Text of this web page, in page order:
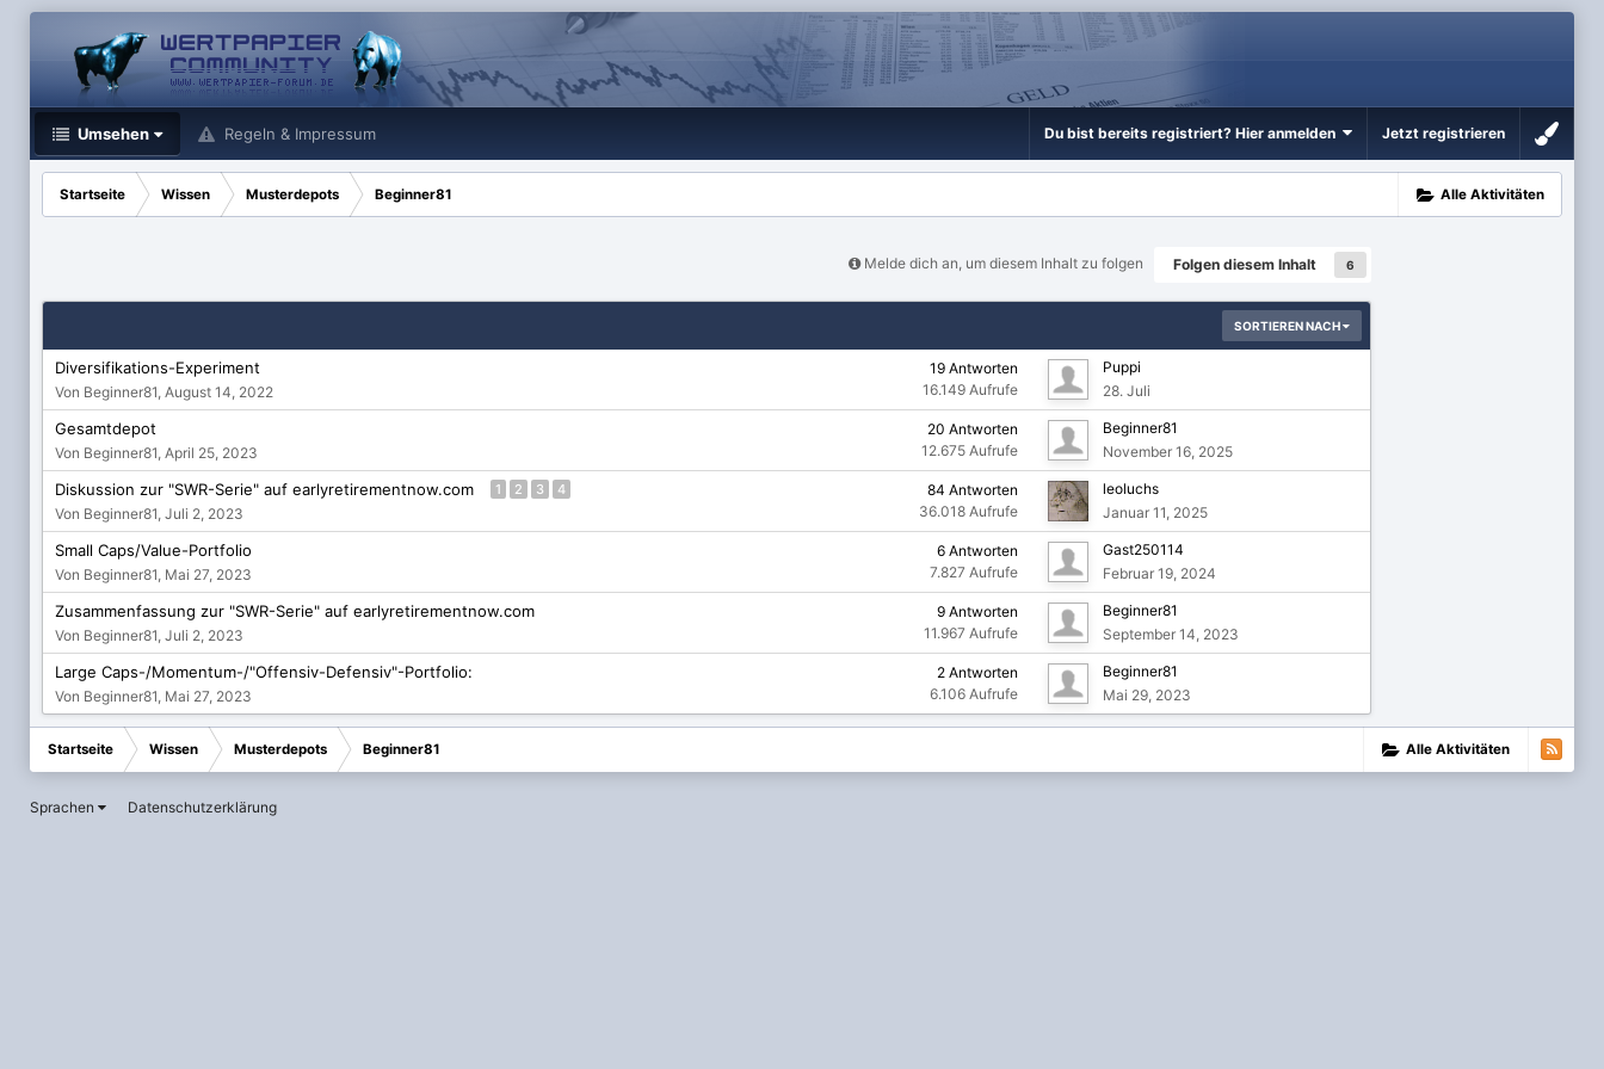
Umsehen Regeln & Impressum Du bist bereits registriert? Hier anmelden Jetzt registrieren
Alle Aktivitäten
Startseite Wissen Musterdepots Beginner81
Melde dich an, um diesem Inhalt zu folgen Folgen diesem Inhalt 6
SORTIEREN NACH
Diversifikations-Experiment
Von Beginner81, August 14, 2022
19 Antworten
16.149 Aufrufe
Puppi
28. Juli
Gesamtdepot
Von Beginner81, April 25, 2023
20 Antworten
12.675 Aufrufe
Beginner81
November 16, 2025
Diskussion zur "SWR-Serie" auf earlyretirementnow.com 1 2 3 4
Von Beginner81, Juli 2, 2023
84 Antworten
36.018 Aufrufe
leoluchs
Januar 11, 2025
Small Caps/Value-Portfolio
Von Beginner81, Mai 27, 2023
6 Antworten
7.827 Aufrufe
Gast250114
Februar 19, 2024
Zusammenfassung zur "SWR-Serie" auf earlyretirementnow.com
Von Beginner81, Juli 2, 2023
9 Antworten
11.967 Aufrufe
Beginner81
September 14, 2023
Large Caps-/Momentum-/"Offensiv-Defensiv"-Portfolio:
Von Beginner81, Mai 27, 2023
2 Antworten
6.106 Aufrufe
Beginner81
Mai 29, 2023
Alle Aktivitäten
Startseite Wissen Musterdepots Beginner81
Sprachen Datenschutzerklärung